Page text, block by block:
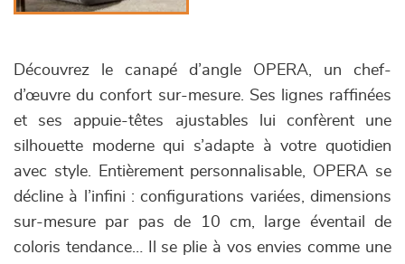
Découvrez le canapé d’angle OPERA, un chef-
d’œuvre du confort sur-mesure. Ses lignes raffinées
et ses appuie-têtes ajustables lui confèrent une
silhouette moderne qui s’adapte à votre quotidien
avec style. Entièrement personnalisable, OPERA se
décline à l’infini : configurations variées, dimensions
sur-mesure par pas de 10 cm, large éventail de
coloris tendance… Il se plie à vos envies comme une